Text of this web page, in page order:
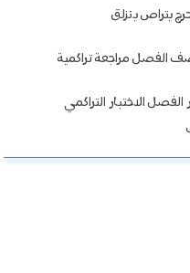
يتراص ينزلق
الفصل مراجعة تراكمية
الاختبار التراكمي